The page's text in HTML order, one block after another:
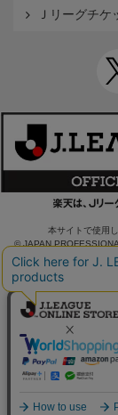
Ｊリーグチケ
本サイトで使用
© JAPAN